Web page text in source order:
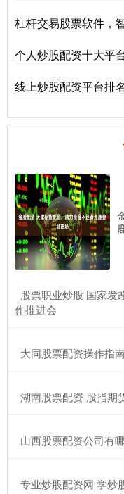
杠杆交易股票软件，
个人炒股配资十大平
线上炒股配资平台排
股票职业炒股 国家发
作推进会
大同股票配资操作指
湖南股票配资 股指期
山西股票配资公司有
专业炒股配资网 学炒